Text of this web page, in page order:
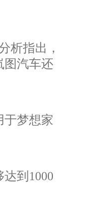
析指出，
图汽车还
于梦想家
到1000